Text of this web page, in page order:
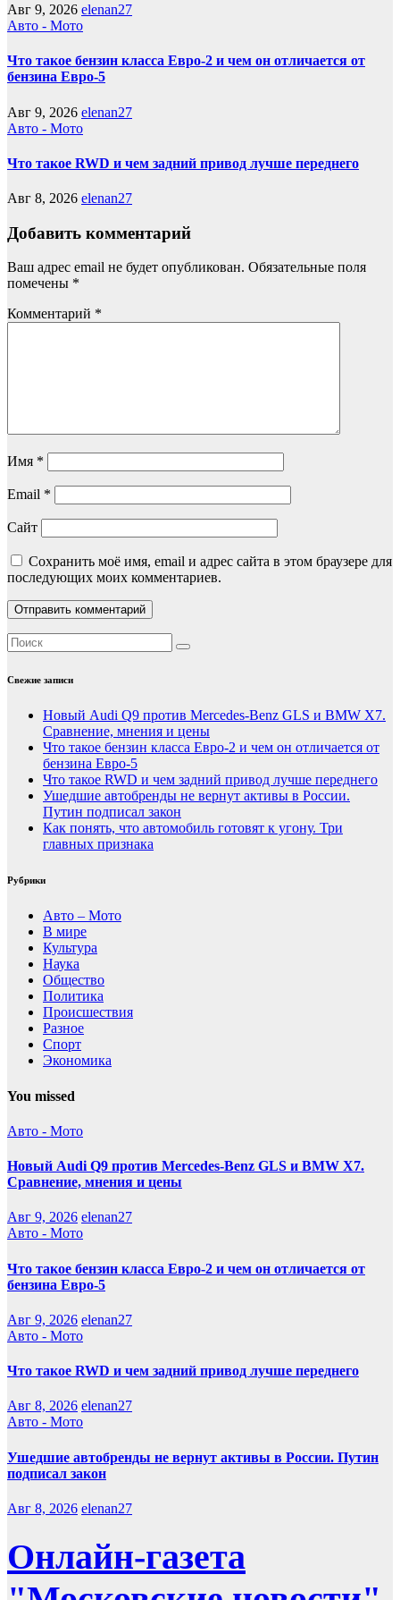
Авг 9, 2026 elenan27
Авто - Мото
Что такое бензин класса Евро-2 и чем он отличается от
бензина Евро-5
Авг 9, 2026 elenan27
Авто - Мото
Что такое RWD и чем задний привод лучше переднего
Авг 8, 2026 elenan27
Добавить комментарий
Ваш адрес email не будет опубликован. Обязательные поля
помечены *
Комментарий *
Имя *
Email *
Сайт
Сохранить моё имя, email и адрес сайта в этом браузере для
последующих моих комментариев.
Свежие записи
Новый Audi Q9 против Mercedes-Benz GLS и BMW X7.
Сравнение, мнения и цены
Что такое бензин класса Евро-2 и чем он отличается от
бензина Евро-5
Что такое RWD и чем задний привод лучше переднего
Ушедшие автобренды не вернут активы в России.
Путин подписал закон
Как понять, что автомобиль готовят к угону. Три
главных признака
Рубрики
Авто – Мото
В мире
Культура
Наука
Общество
Политика
Происшествия
Разное
Спорт
Экономика
You missed
Авто - Мото
Новый Audi Q9 против Mercedes-Benz GLS и BMW X7.
Сравнение, мнения и цены
Авг 9, 2026 elenan27
Авто - Мото
Что такое бензин класса Евро-2 и чем он отличается от
бензина Евро-5
Авг 9, 2026 elenan27
Авто - Мото
Что такое RWD и чем задний привод лучше переднего
Авг 8, 2026 elenan27
Авто - Мото
Ушедшие автобренды не вернут активы в России. Путин
подписал закон
Авг 8, 2026 elenan27
Онлайн-газета